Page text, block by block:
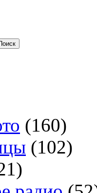
(160)
(102)